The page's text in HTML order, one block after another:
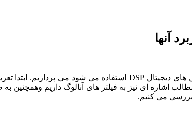
ای نیز به فیلتر های آنالوگ داریم وهمچنین به
بررسی می کنیم.